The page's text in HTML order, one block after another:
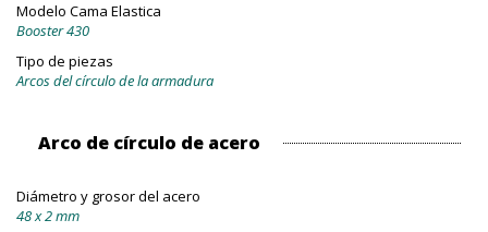
Modelo Cama Elastica
Booster 430
Tipo de piezas
Arcos del círculo de la armadura
Arco de círculo de acero
Diámetro y grosor del acero
48 x 2 mm